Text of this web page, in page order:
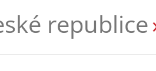
republice